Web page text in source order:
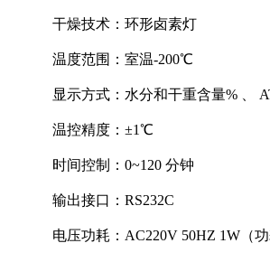
干燥技术：环形卤素灯
温度范围：室温-200℃
显示方式：水分和干重含量% 、
温控精度：±1℃
时间控制：0~120 分钟
输出接口：RS232C
电压功耗：AC220V 50HZ 1W（功